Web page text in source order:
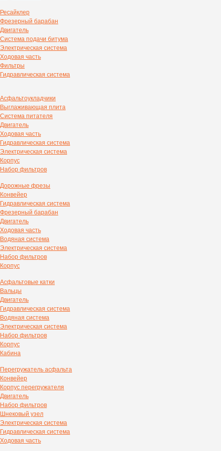
Ресайклер
Фрезерный барабан
Двигатель
Система подачи битума
Электрическая система
Ходовая часть
Фильтры
Гидравлическая система
Асфальтоукладчики
Выглаживающая плита
Система питателя
Двигатель
Ходовая часть
Гидравлическая система
Электрическая система
Корпус
Набор фильтров
Дорожные фрезы
Конвейер
Гидравлическая система
Фрезерный барабан
Двигатель
Ходовая часть
Водяная система
Электрическая система
Набор фильтров
Корпус
Асфальтовые катки
Вальцы
Двигатель
Гидравлическая система
Водяная система
Электрическая система
Набор фильтров
Корпус
Кабина
Перегружатель асфальта
Конвейер
Корпус перегружателя
Двигатель
Набор фильтров
Шнековый узел
Электрическая система
Гидравлическая система
Ходовая часть